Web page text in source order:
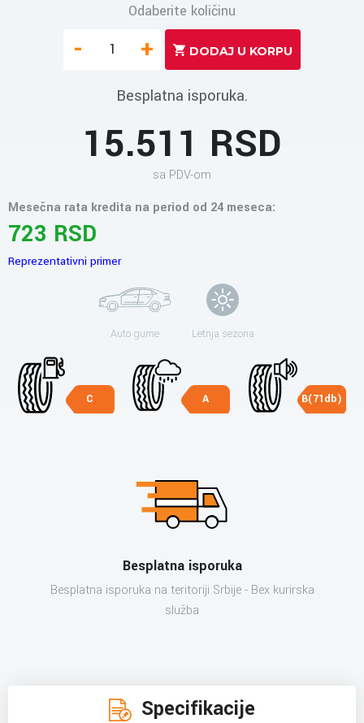
Odaberite količinu
- +
Besplatna isporuka.
15.511 RSD
sa PDV-om
Mesečna rata kredita na period od 24 meseca:
723 RSD
Reprezentativni primer
Auto gume Letnja sezona
C A B(71db)
Besplatna isporuka
Besplatna isporuka na teritoriji Srbije - Bex kurirska
služba
Specifikacije